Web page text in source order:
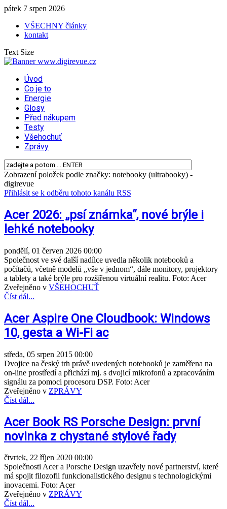
pátek 7 srpen 2026
VŠECHNY články
kontakt
Text Size
Úvod
Co je to
Energie
Glosy
Před nákupem
Testy
Všehochuť
Zprávy
Zobrazení položek podle značky: notebooky (ultrabooky) -
digirevue
Přihlásit se k odběru tohoto kanálu RSS
Acer 2026: „psí známka“, nové brýle i
lehké notebooky
pondělí, 01 červen 2026 00:00
Společnost ve své další nadílce uvedla několik notebooků a
počítačů, včetně modelů „vše v jednom“, dále monitory, projektory
a tablety a také brýle pro rozšířenou virtuální realitu. Foto: Acer
Zveřejněno v VŠEHOCHUŤ
Číst dál...
Acer Aspire One Cloudbook: Windows
10, gesta a Wi-Fi ac
středa, 05 srpen 2015 00:00
Dvojice na český trh právě uvedených notebooků je zaměřena na
on-line prostředí a přichází mj. s dvojicí mikrofonů a zpracováním
signálu za pomoci procesoru DSP. Foto: Acer
Zveřejněno v ZPRÁVY
Číst dál...
Acer Book RS Porsche Design: první
novinka z chystané stylové řady
čtvrtek, 22 říjen 2020 00:00
Společnosti Acer a Porsche Design uzavřely nové partnerství, které
má spojit filozofii funkcionalistického designu s technologickými
inovacemi. Foto: Acer
Zveřejněno v ZPRÁVY
Číst dál...